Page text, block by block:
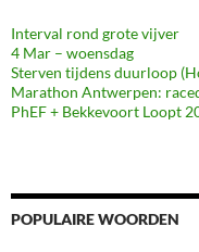
Interval rond grote vijver
4 Mar – woensdag
Sterven tijdens duurloop
Marathon Antwerpen:
PhEF + Bekkevoort Loopt
POPULAIRE WOORDEN